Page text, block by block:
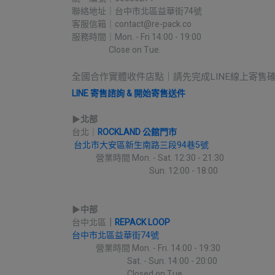
聯絡地址｜台中市北區益華街74號
客服信箱｜contact@re-pack.co
服務時間｜Mon. - Fri 14:00 - 19:00
Close on Tue.
全國合作實體收件店點｜請先完成LINE線上寄售
LINE 寄售諮詢 & 開始寄售送件
▶︎北部
台北｜ ROCKLAND 公館門市
台北市大安區新生南路三段94巷5號
營業時間 Mon. - Sat. 12:30 - 21:30
Sun. 12:00 - 18:00
▶︎中部
台中北區
REPACK LOOP
台中市北區益華街74號
營業時間 Mon. - Fri. 14:00 - 19:30
Sat. - Sun. 14:00 - 20:00